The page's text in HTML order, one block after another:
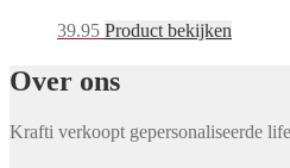
39.95 Product bekijken
Over ons
Krafti verkoopt gepersonaliseerde